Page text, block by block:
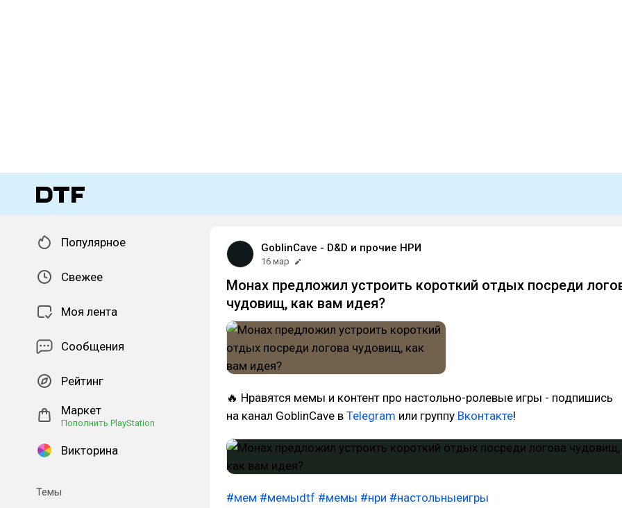
Популярное
Свежее
Моя лента
Сообщения
Рейтинг
Маркет
Пополнить PlayStation
Викторина
Темы
GoblinCave - D&D и прочие НРИ
16 мар
Монах предложил устроить короткий отдых посреди
чудовищ, как вам идея?
🔥 Нравятся мемы и контент про настольно-ролевые игры - подпишись
на канал GoblinCave в Telegram или группу Вконтакте!
#мем #мемыdtf #мемы #нри #настольныеигры